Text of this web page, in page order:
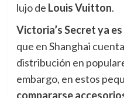
lujo de Louis Vuitton.
Victoria’s Secret ya
que en Shanghai
distribución en
embargo, en estos
compararse